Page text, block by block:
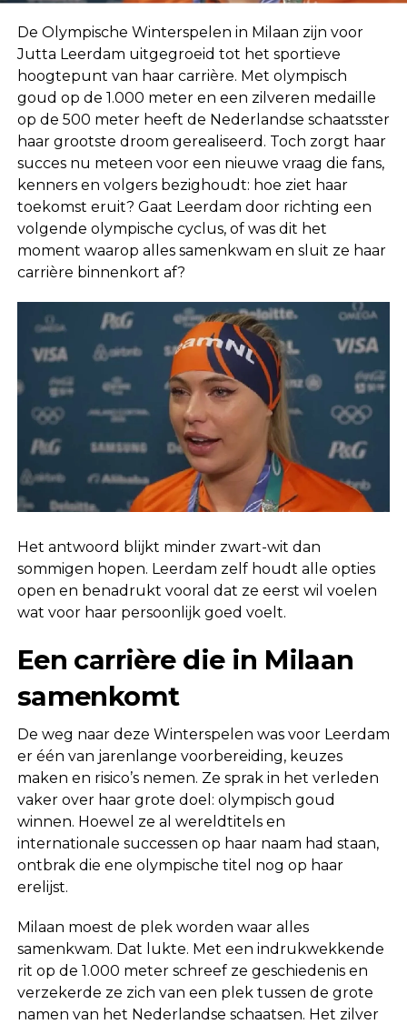
De Olympische Winterspelen in Milaan zijn voor
Jutta Leerdam uitgegroeid tot het sportieve
hoogtepunt van haar carrière. Met olympisch
goud op de 1.000 meter en een zilveren medaille
op de 500 meter heeft de Nederlandse schaatsster
haar grootste droom gerealiseerd. Toch zorgt haar
succes nu meteen voor een nieuwe vraag die fans,
kenners en volgers bezighoudt: hoe ziet haar
toekomst eruit? Gaat Leerdam door richting een
volgende olympische cyclus, of was dit het
moment waarop alles samenkwam en sluit ze haar
carrière binnenkort af?
Het antwoord blijkt minder zwart-wit dan
sommigen hopen. Leerdam zelf houdt alle opties
open en benadrukt vooral dat ze eerst wil voelen
wat voor haar persoonlijk goed voelt.
Een carrière die in Milaan
samenkomt
De weg naar deze Winterspelen was voor Leerdam
er één van jarenlange voorbereiding, keuzes
maken en risico’s nemen. Ze sprak in het verleden
vaker over haar grote doel: olympisch goud
winnen. Hoewel ze al wereldtitels en
internationale successen op haar naam had staan,
ontbrak die ene olympische titel nog op haar
erelijst.
Milaan moest de plek worden waar alles
samenkwam. Dat lukte. Met een indrukwekkende
rit op de 1.000 meter schreef ze geschiedenis en
verzekerde ze zich van een plek tussen de grote
namen van het Nederlandse schaatsen. Het zilver